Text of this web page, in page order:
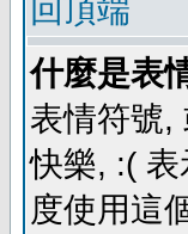
回頂端
什麼是表
表情符號,
快樂, :(
度使用這